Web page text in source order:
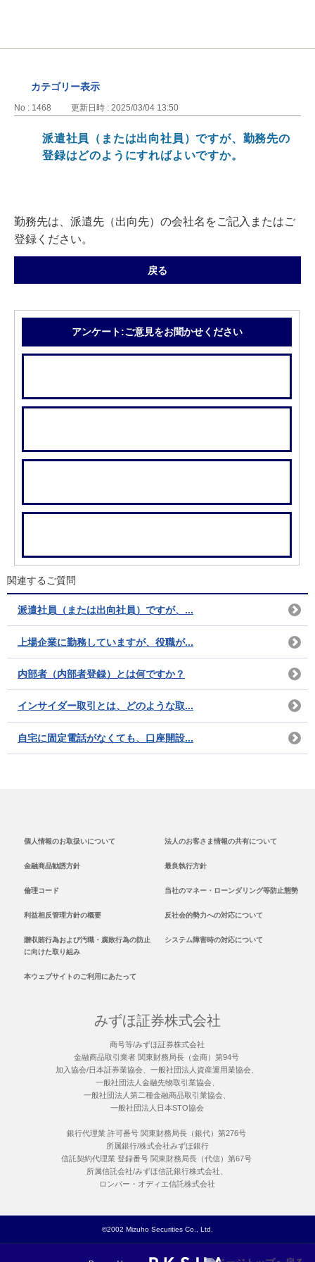
カテゴリー表示
No : 1468 更新日時 : 2025/03/04 13:50
派遣社員（または出向社員）ですが、勤務先の
登録はどのようにすればよいですか。
勤務先は、派遣先（出向先）の会社名をご記入またはご
登録ください。
戻る
アンケート:ご意見をお聞かせください
関連するご質問
派遣社員（または出向社員）ですが、...
上場企業に勤務していますが、役職が...
内部者（内部者登録）とは何ですか？
インサイダー取引とは、どのような取...
自宅に固定電話がなくても、口座開設...
個人情報のお取扱いについて 法人のお客さま情報の共有について
金融商品勧誘方針 最良執行方針
倫理コード 当社のマネー・ローンダリング等防止態勢
利益相反管理方針の概要 反社会的勢力への対応について
贈収賄行為および汚職・腐敗行為の防止
に向けた取り組み
システム障害時の対応について
本ウェブサイトのご利用にあたって
みずほ証券株式会社
商号等/みずほ証券株式会社
金融商品取引業者 関東財務局長（金商）第94号
加入協会/日本証券業協会、一般社団法人資産運用業協会、
一般社団法人金融先物取引業協会、
一般社団法人第二種金融商品取引業協会、
一般社団法人日本STO協会
銀行代理業 許可番号 関東財務局長（銀代）第276号
所属銀行/株式会社みずほ銀行
信託契約代理業 登録番号 関東財務局長（代信）第67号
所属信託会社/みずほ信託銀行株式会社、
ロンバー・オディエ信託株式会社
©2002 Mizuho Securities Co., Ltd.